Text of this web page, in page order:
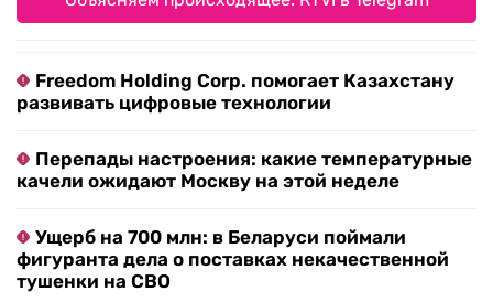
Freedom Holding Corp. помогает Казахстану
развивать цифровые технологии
Перепады настроения: какие температурные
качели ожидают Москву на этой неделе
Ущерб на 700 млн: в Беларуси поймали
фигуранта дела о поставках некачественной
тушенки на СВО